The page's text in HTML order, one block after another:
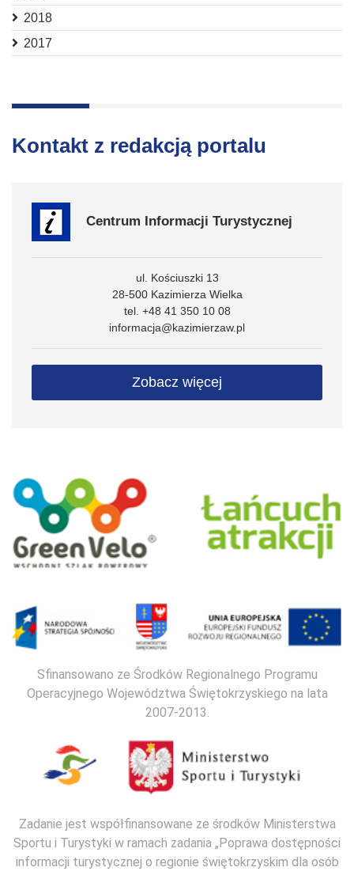
2018
2017
Kontakt z redakcją portalu
Centrum Informacji Turystycznej
ul. Kościuszki 13
28-500 Kazimierza Wielka
tel. +48 41 350 10 08
informacja@kazimierzaw.pl
Zobacz więcej
Sfinansowano ze Środków Regionalnego Programu
Operacyjnego Województwa Świętokrzyskiego na lata
2007-2013.
Zadanie jest współfinansowane ze środków Ministerstwa
Sportu i Turystyki w ramach zadania „Poprawa dostępności
informacji turystycznej o regionie świętokrzyskim dla osób